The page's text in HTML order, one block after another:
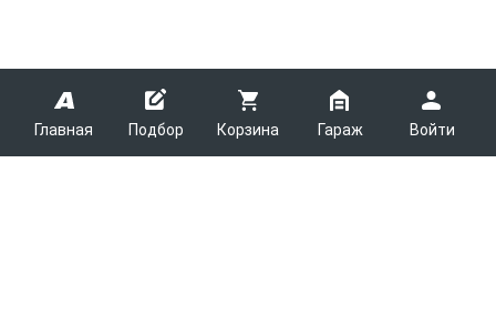
Главная Подбор Корзина Гараж Войти